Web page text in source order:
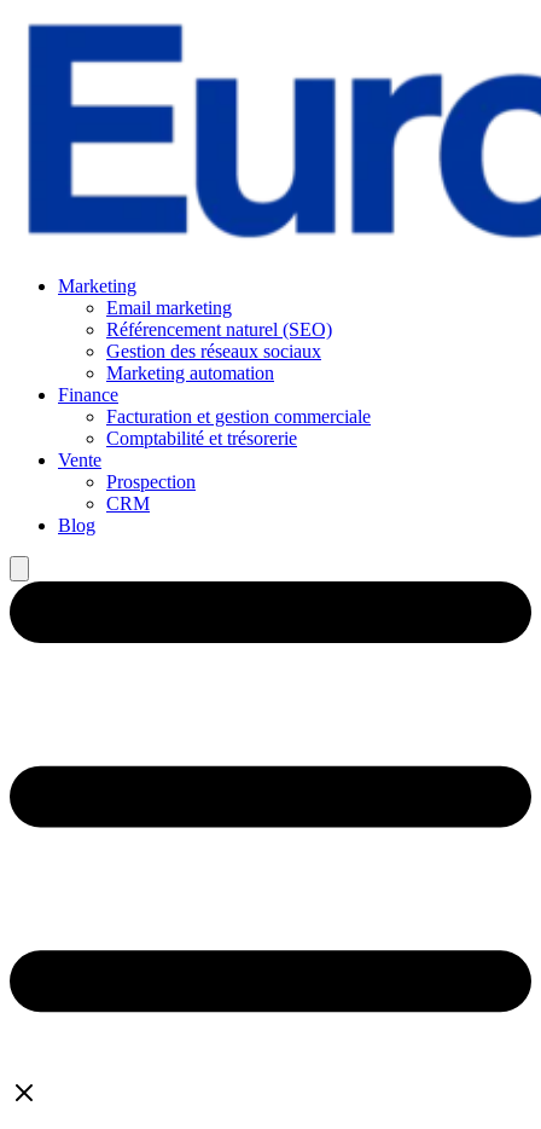
Marketing
Email marketing
Référencement naturel (SEO)
Gestion des réseaux sociaux
Marketing automation
Finance
Facturation et gestion commerciale
Comptabilité et trésorerie
Vente
Prospection
CRM
Blog